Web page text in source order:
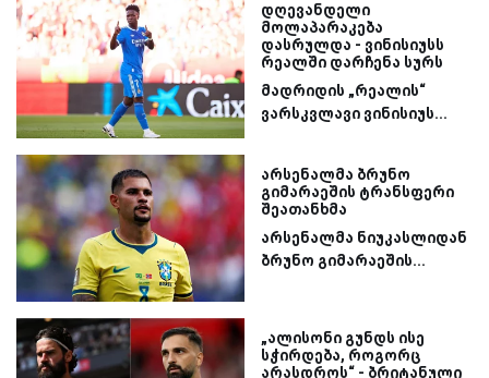
დღევანდელი
მოლაპარაკება
დასრულდა - ვინისიუსს
რეალში დარჩენა სურს
მადრიდის „რეალის“
ვარსკვლავი ვინისიუს...
არსენალმა ბრუნო
გიმარაეშის ტრანსფერი
შეათანხმა
არსენალმა ნიუკასლიდან
ბრუნო გიმარაეშის...
„ალისონი გუნდს ისე
სჭირდება, როგორც
არასდროს“ - ბრიტანული